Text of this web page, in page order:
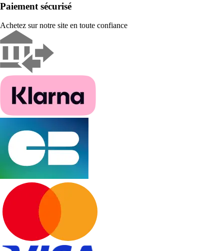
Paiement sécurisé
Achetez sur notre site en toute confiance